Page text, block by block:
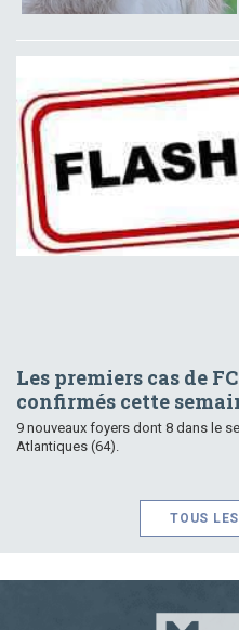
Les premiers cas de
confirmés cette
9 nouveaux foyers dont 8 dans le
Atlantiques (64).
TOUS